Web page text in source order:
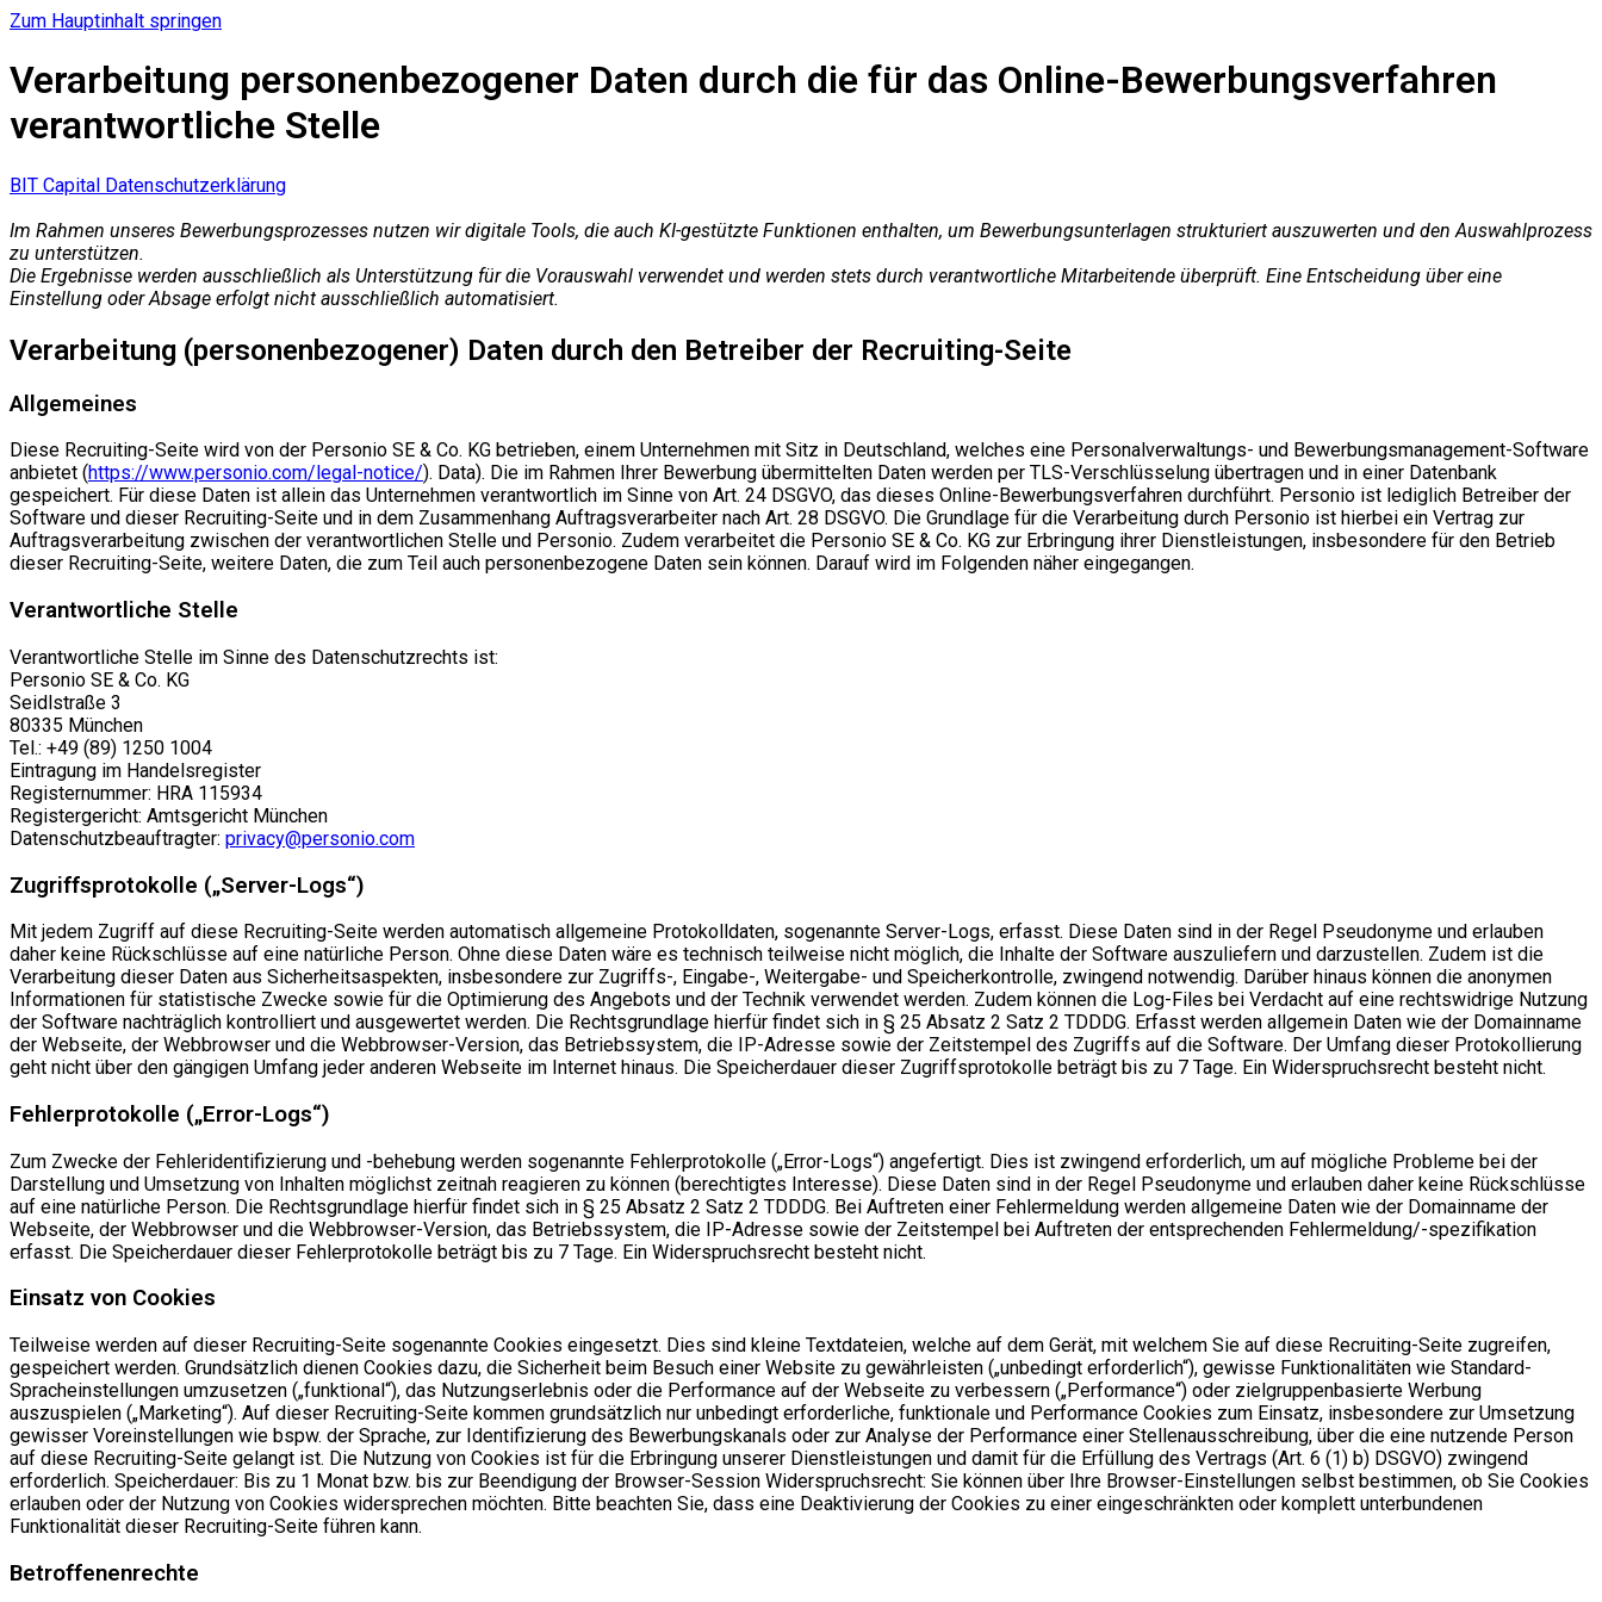
Zum Hauptinhalt springen
Verarbeitung personenbezogener Daten durch die für das Online-Bewerbungsverfahren
verantwortliche Stelle
BIT Capital Datenschutzerklärung
Im Rahmen unseres Bewerbungsprozesses nutzen wir digitale Tools, die auch KI-gestützte Funktionen enthalten, um Bewerbungsunterlagen strukturiert auszuwerten und den Auswahlprozess
zu unterstützen.
Die Ergebnisse werden ausschließlich als Unterstützung für die Vorauswahl verwendet und werden stets durch verantwortliche Mitarbeitende überprüft. Eine Entscheidung über eine
Einstellung oder Absage erfolgt nicht ausschließlich automatisiert.
Verarbeitung (personenbezogener) Daten durch den Betreiber der Recruiting-Seite
Allgemeines
Diese Recruiting-Seite wird von der Personio SE & Co. KG betrieben, einem Unternehmen mit Sitz in Deutschland, welches eine Personalverwaltungs- und Bewerbungsmanagement-Software
anbietet (https://www.personio.com/legal-notice/). Data). Die im Rahmen Ihrer Bewerbung übermittelten Daten werden per TLS-Verschlüsselung übertragen und in einer Datenbank
gespeichert. Für diese Daten ist allein das Unternehmen verantwortlich im Sinne von Art. 24 DSGVO, das dieses Online-Bewerbungsverfahren durchführt. Personio ist lediglich Betreiber der
Software und dieser Recruiting-Seite und in dem Zusammenhang Auftragsverarbeiter nach Art. 28 DSGVO. Die Grundlage für die Verarbeitung durch Personio ist hierbei ein Vertrag zur
Auftragsverarbeitung zwischen der verantwortlichen Stelle und Personio. Zudem verarbeitet die Personio SE & Co. KG zur Erbringung ihrer Dienstleistungen, insbesondere für den Betrieb
dieser Recruiting-Seite, weitere Daten, die zum Teil auch personenbezogene Daten sein können. Darauf wird im Folgenden näher eingegangen.
Verantwortliche Stelle
Verantwortliche Stelle im Sinne des Datenschutzrechts ist:
Personio SE & Co. KG
Seidlstraße 3
80335 München
Tel.: +49 (89) 1250 1004
Eintragung im Handelsregister
Registernummer: HRA 115934
Registergericht: Amtsgericht München
Datenschutzbeauftragter: privacy@personio.com
Zugriffsprotokolle („Server-Logs“)
Mit jedem Zugriff auf diese Recruiting-Seite werden automatisch allgemeine Protokolldaten, sogenannte Server-Logs, erfasst. Diese Daten sind in der Regel Pseudonyme und erlauben
daher keine Rückschlüsse auf eine natürliche Person. Ohne diese Daten wäre es technisch teilweise nicht möglich, die Inhalte der Software auszuliefern und darzustellen. Zudem ist die
Verarbeitung dieser Daten aus Sicherheitsaspekten, insbesondere zur Zugriffs-, Eingabe-, Weitergabe- und Speicherkontrolle, zwingend notwendig. Darüber hinaus können die anonymen
Informationen für statistische Zwecke sowie für die Optimierung des Angebots und der Technik verwendet werden. Zudem können die Log-Files bei Verdacht auf eine rechtswidrige Nutzung
der Software nachträglich kontrolliert und ausgewertet werden. Die Rechtsgrundlage hierfür findet sich in § 25 Absatz 2 Satz 2 TDDDG. Erfasst werden allgemein Daten wie der Domainname
der Webseite, der Webbrowser und die Webbrowser-Version, das Betriebssystem, die IP-Adresse sowie der Zeitstempel des Zugriffs auf die Software. Der Umfang dieser Protokollierung
geht nicht über den gängigen Umfang jeder anderen Webseite im Internet hinaus. Die Speicherdauer dieser Zugriffsprotokolle beträgt bis zu 7 Tage. Ein Widerspruchsrecht besteht nicht.
Fehlerprotokolle („Error-Logs“)
Zum Zwecke der Fehleridentifizierung und -behebung werden sogenannte Fehlerprotokolle („Error-Logs“) angefertigt. Dies ist zwingend erforderlich, um auf mögliche Probleme bei der
Darstellung und Umsetzung von Inhalten möglichst zeitnah reagieren zu können (berechtigtes Interesse). Diese Daten sind in der Regel Pseudonyme und erlauben daher keine Rückschlüsse
auf eine natürliche Person. Die Rechtsgrundlage hierfür findet sich in § 25 Absatz 2 Satz 2 TDDDG. Bei Auftreten einer Fehlermeldung werden allgemeine Daten wie der Domainname der
Webseite, der Webbrowser und die Webbrowser-Version, das Betriebssystem, die IP-Adresse sowie der Zeitstempel bei Auftreten der entsprechenden Fehlermeldung/-spezifikation
erfasst. Die Speicherdauer dieser Fehlerprotokolle beträgt bis zu 7 Tage. Ein Widerspruchsrecht besteht nicht.
Einsatz von Cookies
Teilweise werden auf dieser Recruiting-Seite sogenannte Cookies eingesetzt. Dies sind kleine Textdateien, welche auf dem Gerät, mit welchem Sie auf diese Recruiting-Seite zugreifen,
gespeichert werden. Grundsätzlich dienen Cookies dazu, die Sicherheit beim Besuch einer Website zu gewährleisten („unbedingt erforderlich“), gewisse Funktionalitäten wie Standard-
Spracheinstellungen umzusetzen („funktional“), das Nutzungserlebnis oder die Performance auf der Webseite zu verbessern („Performance“) oder zielgruppenbasierte Werbung
auszuspielen („Marketing“). Auf dieser Recruiting-Seite kommen grundsätzlich nur unbedingt erforderliche, funktionale und Performance Cookies zum Einsatz, insbesondere zur Umsetzung
gewisser Voreinstellungen wie bspw. der Sprache, zur Identifizierung des Bewerbungskanals oder zur Analyse der Performance einer Stellenausschreibung, über die eine nutzende Person
auf diese Recruiting-Seite gelangt ist. Die Nutzung von Cookies ist für die Erbringung unserer Dienstleistungen und damit für die Erfüllung des Vertrags (Art. 6 (1) b) DSGVO) zwingend
erforderlich. Speicherdauer: Bis zu 1 Monat bzw. bis zur Beendigung der Browser-Session Widerspruchsrecht: Sie können über Ihre Browser-Einstellungen selbst bestimmen, ob Sie Cookies
erlauben oder der Nutzung von Cookies widersprechen möchten. Bitte beachten Sie, dass eine Deaktivierung der Cookies zu einer eingeschränkten oder komplett unterbundenen
Funktionalität dieser Recruiting-Seite führen kann.
Betroffenenrechte